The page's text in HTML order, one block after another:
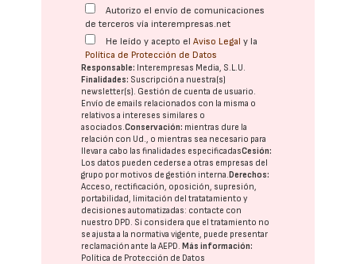
Autorizo el envío de comunicaciones
de terceros vía interempresas.net
He leído y acepto elAviso Legal y la
Política de Protección de Datos
Responsable: Interempresas Media, S.L.U.
Finalidades: Suscripción a nuestra(s)
newsletter(s). Gestión de cuenta de usuario.
Envío de emails relacionados con la misma o
relativos a intereses similares o
asociados.Conservación: mientras dure la
relación con Ud., o mientras sea necesario para
llevar a cabo las finalidades especificadasCesión:
Los datos pueden cederse a otras empresas del
grupo por motivos de gestión interna.Derechos:
Acceso, rectificación, oposición, supresión,
portabilidad, limitación del tratatamiento y
decisiones automatizadas: contacte con
nuestro DPD. Si considera que el tratamiento no
se ajusta a la normativa vigente, puede presentar
reclamación ante laAEPD.Más información:
Política de Protección de Datos